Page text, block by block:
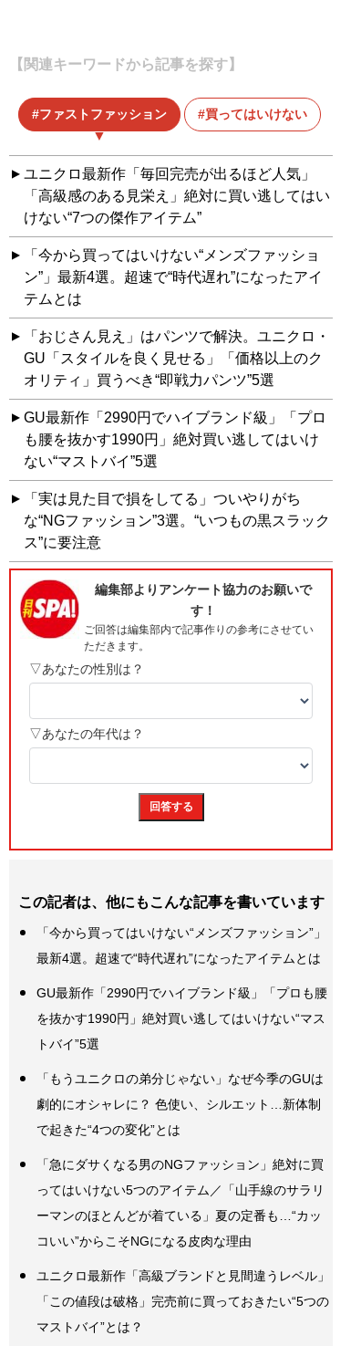
【関連キーワードから記事を探す】
ファストファッション 買ってはいけない
ユニクロ最新作「毎回完売が出るほど人気」
「高級感のある見栄え」絶対に買い逃してはい
けない“7つの傑作アイテム”
「今から買ってはいけない“メンズファッショ
ン”」最新4選。超速で“時代遅れ”になったアイ
テムとは
「おじさん見え」はパンツで解決。ユニクロ・
GU「スタイルを良く見せる」「価格以上のク
オリティ」買うべき“即戦力パンツ”5選
GU最新作「2990円でハイブランド級」「プロ
も腰を抜かす1990円」絶対買い逃してはいけ
ない“マストバイ”5選
「実は見た目で損をしてる」ついやりがち
な“NGファッション”3選。“いつもの黒スラック
ス”に要注意
この記者は、他にもこんな記事を書いています
「今から買ってはいけない“メンズファッション”」
最新4選。超速で“時代遅れ”になったアイテムとは
GU最新作「2990円でハイブランド級」「プロも腰
を抜かす1990円」絶対買い逃してはいけない“マス
トバイ”5選
「もうユニクロの弟分じゃない」なぜ今季のGUは
劇的にオシャレに？ 色使い、シルエット…新体制
で起きた“4つの変化”とは
「急にダサくなる男のNGファッション」絶対に買
ってはいけない5つのアイテム／「山手線のサラリ
ーマンのほとんどが着ている」夏の定番も…“カッ
コいい”からこそNGになる皮肉な理由
ユニクロ最新作「高級ブランドと見間違うレベル」
「この値段は破格」完売前に買っておきたい“5つの
マストバイ”とは？